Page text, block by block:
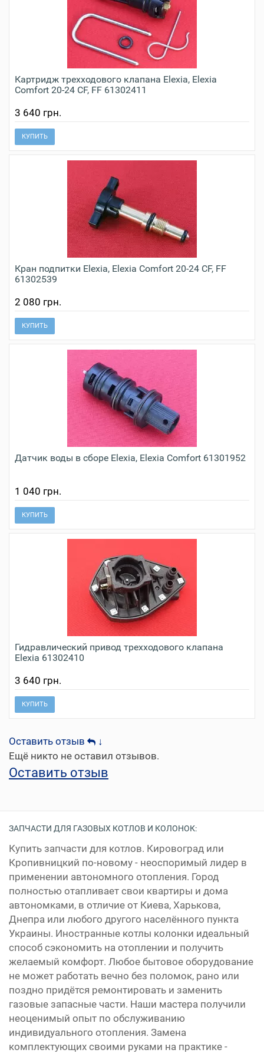
Картридж трехходового клапана Elexia, Elexia
Comfort 20-24 CF, FF 61302411
3 640 грн.
КУПИТЬ
Кран подпитки Elexia, Elexia Comfort 20-24 CF, FF
61302539
2 080 грн.
КУПИТЬ
Датчик воды в сборе Elexia, Elexia Comfort 61301952
1 040 грн.
КУПИТЬ
Гидравлический привод трехходового клапана
Elexia 61302410
3 640 грн.
КУПИТЬ
Оставить отзыв
↓
Ещё никто не оставил отзывов.
Оставить отзыв
ЗАПЧАСТИ ДЛЯ ГАЗОВЫХ КОТЛОВ И КОЛОНОК:
Купить запчасти для котлов. Кировоград или
Кропивницкий по-новому - неоспоримый лидер в
применении автономного отопления. Город
полностью отапливает свои квартиры и дома
автономками, в отличие от Киева, Харькова,
Днепра или любого другого населённого пункта
Украины. Иностранные котлы колонки идеальный
способ сэкономить на отоплении и получить
желаемый комфорт. Любое бытовое оборудование
не может работать вечно без поломок, рано или
поздно придётся ремонтировать и заменить
газовые запасные части. Наши мастера получили
неоценимый опыт по обслуживанию
индивидуального отопления. Замена
комплектующих своими руками на практике -